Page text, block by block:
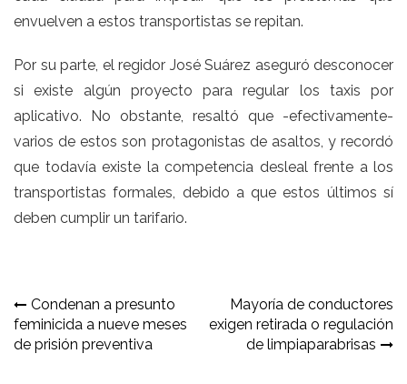
envuelven a estos transportistas se repitan.
Por su parte, el regidor José Suárez aseguró desconocer
si existe algún proyecto para regular los taxis por
aplicativo. No obstante, resaltó que -efectivamente-
varios de estos son protagonistas de asaltos, y recordó
que todavía existe la competencia desleal frente a los
transportistas formales, debido a que estos últimos sí
deben cumplir un tarifario.
Navegación
de
Condenan a presunto
feminicida a nueve meses
de prisión preventiva
Mayoría de conductores
exigen retirada o regulación
de limpiaparabrisas